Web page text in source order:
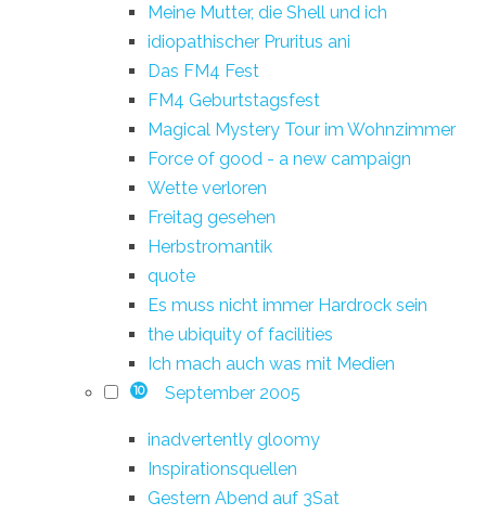
Meine Mutter, die Shell und ich
idiopathischer Pruritus ani
Das FM4 Fest
FM4 Geburtstagsfest
Magical Mystery Tour im Wohnzimmer
Force of good - a new campaign
Wette verloren
Freitag gesehen
Herbstromantik
quote
Es muss nicht immer Hardrock sein
the ubiquity of facilities
Ich mach auch was mit Medien
10 September 2005
inadvertently gloomy
Inspirationsquellen
Gestern Abend auf 3Sat